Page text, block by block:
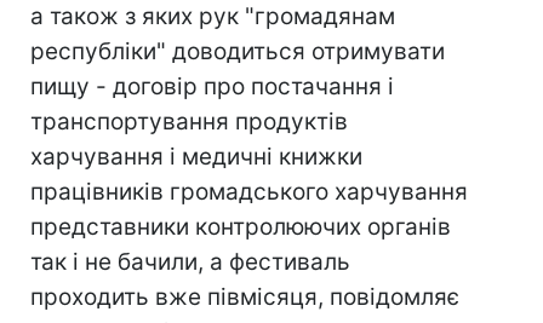
а також з яких рук "громадянам
республіки" доводиться отримувати
пищу - договір про постачання і
транспортування продуктів
харчування і медичні книжки
працівників громадського харчування
представники контролюючих органів
так і не бачили, а фестиваль
проходить вже півмісяця, повідомляє